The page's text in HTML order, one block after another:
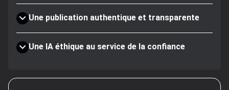
Une publication authentique et transparente
Une IA éthique au service de la confiance